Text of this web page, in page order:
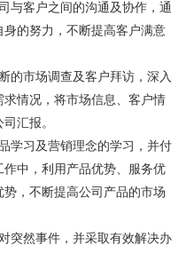
与客户之间的沟通及协作，通
身的努力，不断提高客户满意
的市场调查及客户拜访，深入
求情况，将市场信息、客户情
汇报。
学习及营销理念的学习，并付
作中，利用产品优势、服务优
势，不断提高公司产品的市场
突然事件，并采取有效解决办